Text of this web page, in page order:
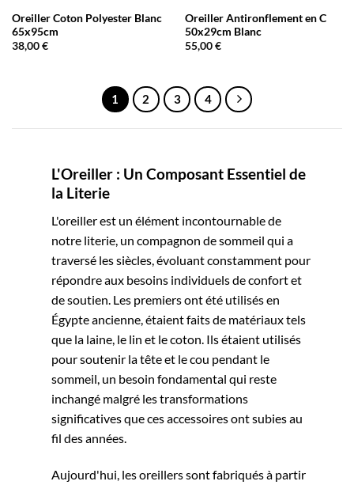
Oreiller Coton Polyester Blanc
65x95cm
38,00€
Oreiller Antironflement en C
50x29cm Blanc
55,00€
1 2 3 4
L'Oreiller : Un Composant Essentiel de
la Literie
L'oreiller est un élément incontournable de
notre literie, un compagnon de sommeil qui a
traversé les siècles, évoluant constamment pour
répondre aux besoins individuels de confort et
de soutien. Les premiers ont été utilisés en
Égypte ancienne, étaient faits de matériaux tels
que la laine, le lin et le coton. Ils étaient utilisés
pour soutenir la tête et le cou pendant le
sommeil, un besoin fondamental qui reste
inchangé malgré les transformations
significatives que ces accessoires ont subies au
fil des années.
Aujourd'hui, les oreillers sont fabriqués à partir